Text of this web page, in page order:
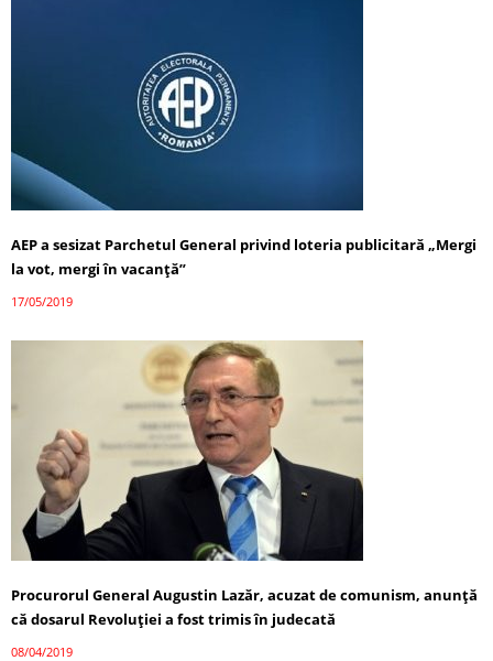
AEP a sesizat Parchetul General privind loteria publicitară „Mergi
la vot, mergi în vacanţă”
17/05/2019
Procurorul General Augustin Lazăr, acuzat de comunism, anunță
că dosarul Revoluţiei a fost trimis în judecată
08/04/2019